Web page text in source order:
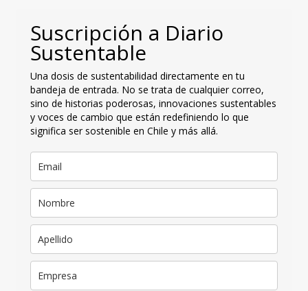
Suscripción a Diario
Sustentable
Una dosis de sustentabilidad directamente en tu
bandeja de entrada. No se trata de cualquier correo,
sino de historias poderosas, innovaciones sustentables
y voces de cambio que están redefiniendo lo que
significa ser sostenible en Chile y más allá.